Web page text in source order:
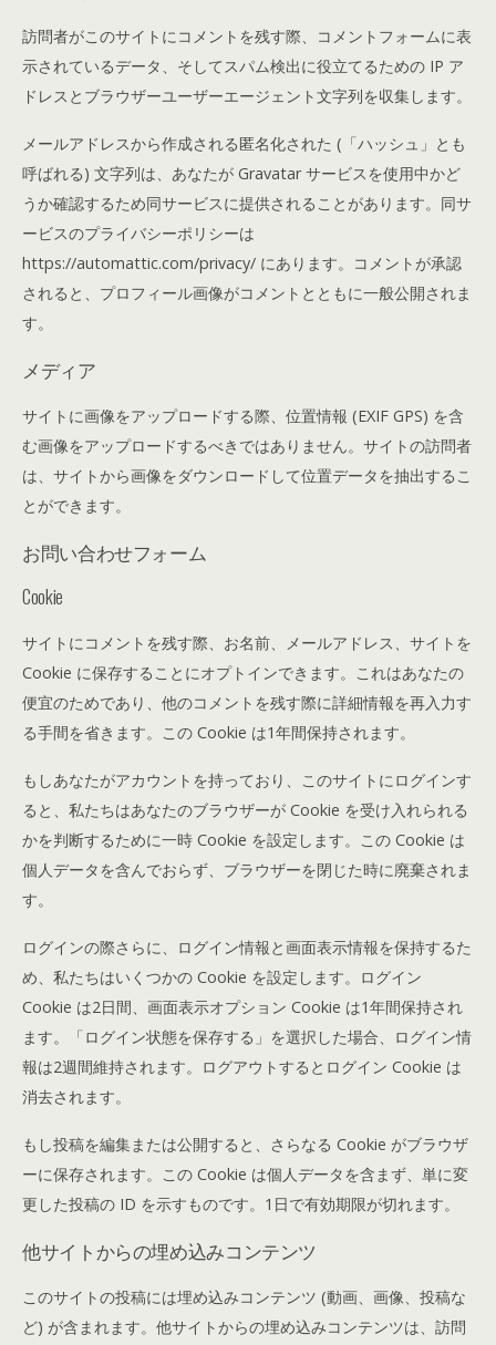
訪問者がこのサイトにコメントを残す際、コメントフォームに表
示されているデータ、そしてスパム検出に役立てるための IP ア
ドレスとブラウザーユーザーエージェント文字列を収集します。
メールアドレスから作成される匿名化された (「ハッシュ」とも
呼ばれる) 文字列は、あなたが Gravatar サービスを使用中かど
うか確認するため同サービスに提供されることがあります。同サ
ービスのプライバシーポリシーは
https://automattic.com/privacy/ にあります。コメントが承認
されると、プロフィール画像がコメントとともに一般公開されま
す。
メディア
サイトに画像をアップロードする際、位置情報 (EXIF GPS) を含
む画像をアップロードするべきではありません。サイトの訪問者
は、サイトから画像をダウンロードして位置データを抽出するこ
とができます。
お問い合わせフォーム
Cookie
サイトにコメントを残す際、お名前、メールアドレス、サイトを
Cookie に保存することにオプトインできます。これはあなたの
便宜のためであり、他のコメントを残す際に詳細情報を再入力す
る手間を省きます。この Cookie は1年間保持されます。
もしあなたがアカウントを持っており、このサイトにログインす
ると、私たちはあなたのブラウザーが Cookie を受け入れられる
かを判断するために一時 Cookie を設定します。この Cookie は
個人データを含んでおらず、ブラウザーを閉じた時に廃棄されま
す。
ログインの際さらに、ログイン情報と画面表示情報を保持するた
め、私たちはいくつかの Cookie を設定します。ログイン
Cookie は2日間、画面表示オプション Cookie は1年間保持され
ます。「ログイン状態を保存する」を選択した場合、ログイン情
報は2週間維持されます。ログアウトするとログイン Cookie は
消去されます。
もし投稿を編集または公開すると、さらなる Cookie がブラウザ
ーに保存されます。この Cookie は個人データを含まず、単に変
更した投稿の ID を示すものです。1日で有効期限が切れます。
他サイトからの埋め込みコンテンツ
このサイトの投稿には埋め込みコンテンツ (動画、画像、投稿な
ど) が含まれます。他サイトからの埋め込みコンテンツは、訪問